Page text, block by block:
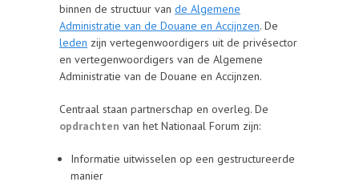
binnen de structuur van de Algemene
Administratie van de Douane en Accijnzen. De
leden zijn vertegenwoordigers uit de privésector
en vertegenwoordigers van de Algemene
Administratie van de Douane en Accijnzen.
Centraal staan partnerschap en overleg. De
opdrachten van het Nationaal Forum zijn:
Informatie uitwisselen op een gestructureerde
manier